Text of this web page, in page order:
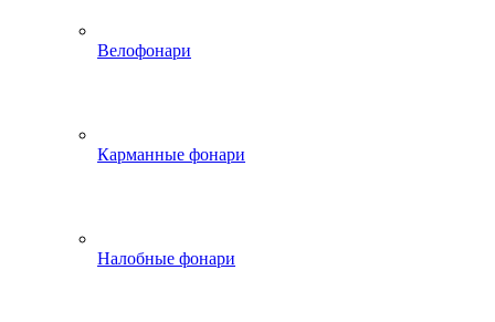
Велофонари
Карманные фонари
Налобные фонари